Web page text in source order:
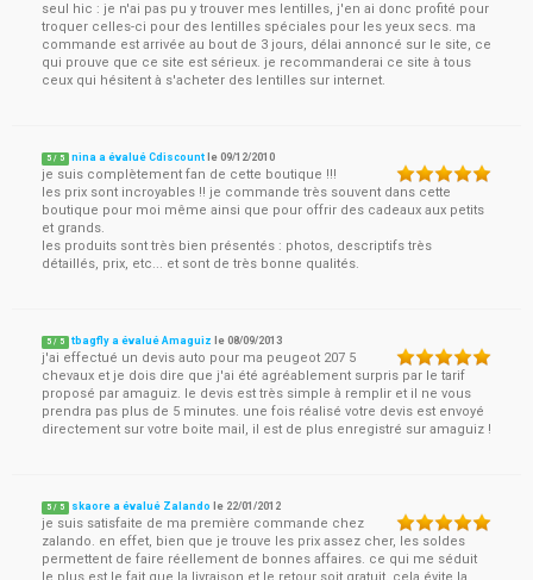
seul hic : je n'ai pas pu y trouver mes lentilles, j'en ai donc profité pour
troquer celles-ci pour des lentilles spéciales pour les yeux secs. ma
commande est arrivée au bout de 3 jours, délai annoncé sur le site, ce
qui prouve que ce site est sérieux. je recommanderai ce site à tous
ceux qui hésitent à s'acheter des lentilles sur internet.
5 / 5 nina a évalué Cdiscount le09/12/2010
je suis complètement fan de cette boutique !!!
les prix sont incroyables !! je commande très souvent dans cette
boutique pour moi même ainsi que pour offrir des cadeaux aux petits
et grands.
les produits sont très bien présentés : photos, descriptifs très
détaillés, prix, etc... et sont de très bonne qualités.
5 / 5 tbagfly a évalué Amaguiz le08/09/2013
j'ai effectué un devis auto pour ma peugeot 207 5
chevaux et je dois dire que j'ai été agréablement surpris par le tarif
proposé par amaguiz. le devis est très simple à remplir et il ne vous
prendra pas plus de 5 minutes. une fois réalisé votre devis est envoyé
directement sur votre boite mail, il est de plus enregistré sur amaguiz !
5 / 5 skaore a évalué Zalando le 22/01/2012
je suis satisfaite de ma première commande chez
zalando. en effet, bien que je trouve les prix assez cher, les soldes
permettent de faire réellement de bonnes affaires. ce qui me séduit